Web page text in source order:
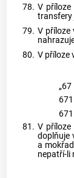
78. V
transfery
79. V příloze
80. V příloze
81. V
doplňuje
a
nepatří-li